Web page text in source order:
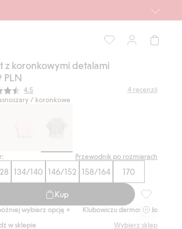
z koronkowymi detalami
PLN
Średnia ocena:
4.5 4 recenzji
/ koronkowe
Przewodnik po rozmiarach
134/140 146/152 158/164 170
Kup
T-shirt z
opcję + Klubowiczu darmowa dostawa od 150 zł
w sklepie
Wybierz sklep